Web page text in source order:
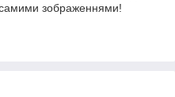
зображеннями!